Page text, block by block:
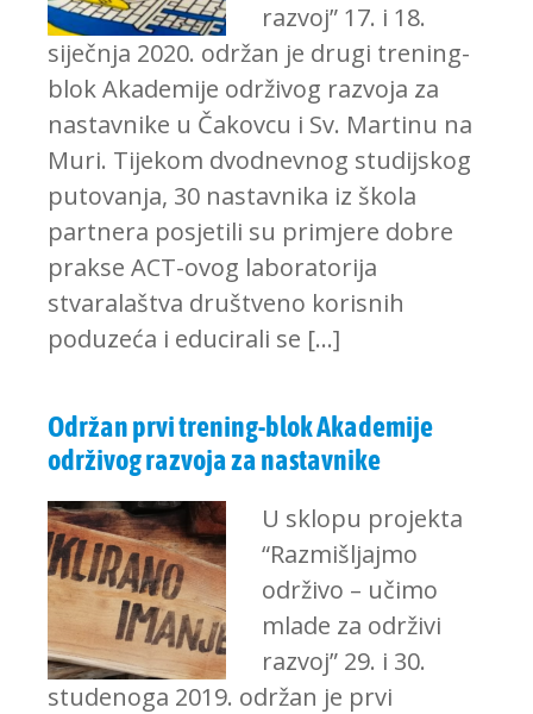
razvoj” 17. i 18.
siječnja 2020. održan je drugi trening-
blok Akademije održivog razvoja za
nastavnike u Čakovcu i Sv. Martinu na
Muri. Tijekom dvodnevnog studijskog
putovanja, 30 nastavnika iz škola
partnera posjetili su primjere dobre
prakse ACT-ovog laboratorija
stvaralaštva društveno korisnih
poduzeća i educirali se […]
Održan prvi trening-blok Akademije
održivog razvoja za nastavnike
U sklopu projekta
“Razmišljajmo
održivo – učimo
mlade za održivi
razvoj” 29. i 30.
studenoga 2019. održan je prvi